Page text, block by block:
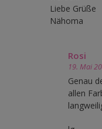
Liebe Grüße
Nähoma
Rosi
19. Mai
Genau
allen